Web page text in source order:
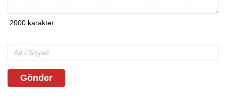
Gönder